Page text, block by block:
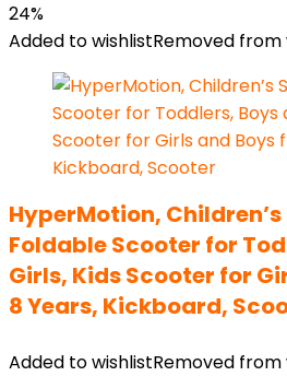
24%
Added to wishlistRemoved from
HyperMotion,
Foldable Scooter for
Girls, Kids Scooter for
8 Years, Kickboard,
Added to wishlistRemoved from